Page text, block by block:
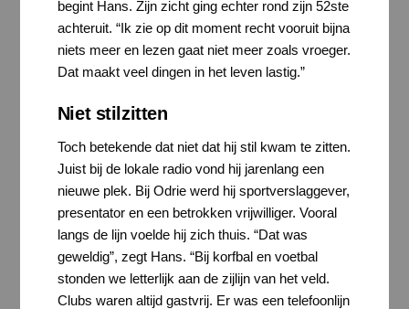
begint Hans. Zijn zicht ging echter rond zijn 52ste
achteruit. “Ik zie op dit moment recht vooruit bijna
niets meer en lezen gaat niet meer zoals vroeger.
Dat maakt veel dingen in het leven lastig.”
Niet stilzitten
Toch betekende dat niet dat hij stil kwam te zitten.
Juist bij de lokale radio vond hij jarenlang een
nieuwe plek. Bij Odrie werd hij sportverslaggever,
presentator en een betrokken vrijwilliger. Vooral
langs de lijn voelde hij zich thuis. “Dat was
geweldig”, zegt Hans. “Bij korfbal en voetbal
stonden we letterlijk aan de zijlijn van het veld.
Clubs waren altijd gastvrij. Er was een telefoonlijn